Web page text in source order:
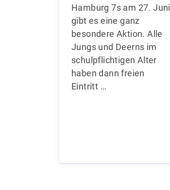
Hamburg 7s am 27. Juni
gibt es eine ganz
besondere Aktion. Alle
Jungs und Deerns im
schulpflichtigen Alter
haben dann freien
Eintritt …